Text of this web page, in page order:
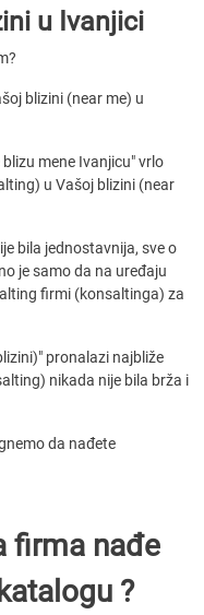
u Ivanjici
blizini (near me) u
mene Ivanjicu" vrlo
u Vašoj blizini (near
bila jednostavnija, sve o
je samo da na uređaju
firmi (konsaltinga) za
pronalazi najbliže
nikada nije bila brža i
da nađete
firma nađe
?